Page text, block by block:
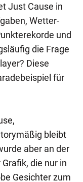
Just Cause in
Wetter-
und
die Frage
Diese
für
bleibt
aber an der
die nur in
Gesichter zum